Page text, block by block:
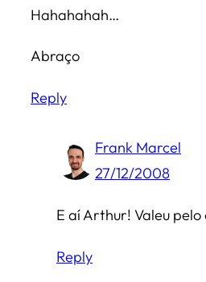
Hahahahah…
Abraço
Reply
Frank Marcel
27/12/2008
E aí Arthur! Valeu
Reply